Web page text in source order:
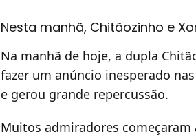
Nesta manhã, Chitãozinho e
Na manhã de hoje, a dupla
fazer um anúncio inesperado
e gerou grande repercussão.
Muitos admiradores